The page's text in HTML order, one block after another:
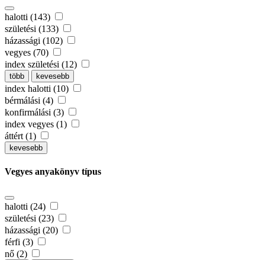
halotti (143)
születési (133)
házassági (102)
vegyes (70)
index születési (12)
több kevesebb
index halotti (10)
bérmálási (4)
konfirmálási (3)
index vegyes (1)
áttért (1)
kevesebb
Vegyes anyakönyv típus
halotti (24)
születési (23)
házassági (20)
férfi (3)
nő (2)